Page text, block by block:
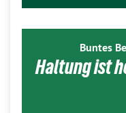
Buntes
Haltung ist